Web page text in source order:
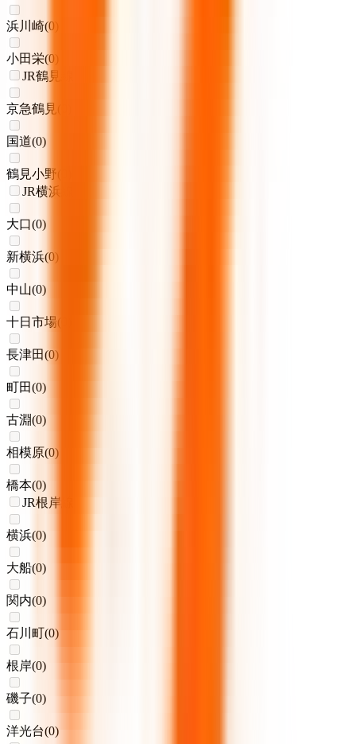
浜川崎(0
小田栄(0
JR鶴見線
京急鶴見
国道(0)
鶴見小野
JR横浜線
大口(0)
新横浜(0)
中山(0)
十日市場(
長津田(0)
町田(0)
古淵(0)
相模原(0)
橋本(0)
JR根岸線
横浜(0)
大船(0)
関内(0)
石川町(0)
根岸(0)
磯子(0)
洋光台(0)